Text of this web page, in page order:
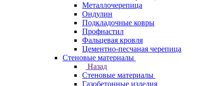
Металлочерепица
Ондулин
Подкладочные ковры
Профнастил
Фальцевая кровля
Цементно-песчаная черепица
Стеновые материалы
Назад
Стеновые материалы
Газобетонные изделия